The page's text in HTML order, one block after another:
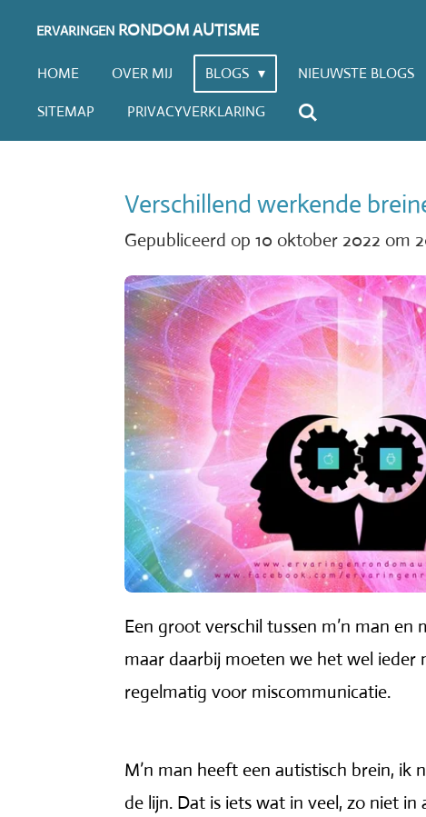
ERVARINGEN RONDOM AUTISME
HOME OVER MIJ BLOGS NIEUWSTE BLOGS
SITEMAP
PRIVACYVERKLARING
Verschillend werkende
Gepubliceerd op 10 oktober 2022 om
Een groot verschil tussen m’n man
maar daarbij moeten we het wel ieder
regelmatig voor miscommunicatie.
M’n man heeft een autistisch brein,
de lijn. Dat is iets wat in veel, zo niet